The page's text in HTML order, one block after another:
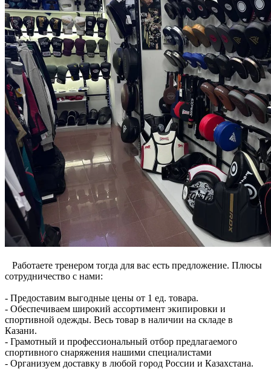
Работаете тренером тогда для вас есть предложение. Плюсы
сотрудничество с нами:
- Предоставим выгодные цены от 1 ед. товара.
- Обеспечиваем широкий ассортимент экипировки и
спортивной одежды. Весь товар в наличии на складе в
Казани.
- Грамотный и профессиональный отбор предлагаемого
спортивного снаряжения нашими специалистами
- Организуем доставку в любой город России и Казахстана.